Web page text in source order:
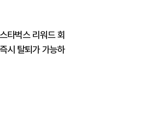
타벅스 리워드 회
시 탈퇴가 가능하